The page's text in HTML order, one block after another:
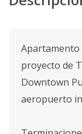
Apartamento
proyecto de
Downtown
aeropuerto